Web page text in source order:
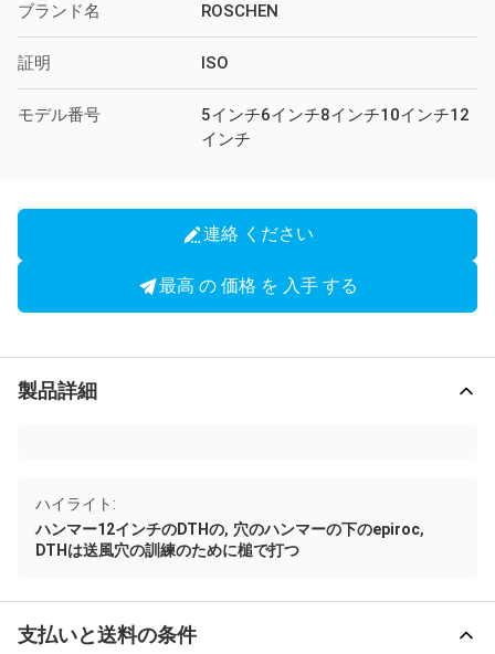
ブランド名 ROSCHEN
証明 ISO
モデル番号
5インチ6インチ8インチ10インチ12
インチ
連絡 ください
最高 の 価格 を 入手 する
製品詳細
ハイライト:
ハンマー12インチのDTHの, 穴のハンマーの下のepiroc,
DTHは送風穴の訓練のために槌で打つ
支払いと送料の条件